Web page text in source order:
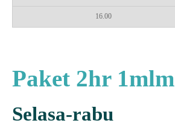
16.00
Paket 2hr 1mlm
Selasa-rabu